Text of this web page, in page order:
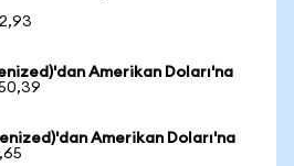
Amerikan Doları'na
Amerikan Doları'na